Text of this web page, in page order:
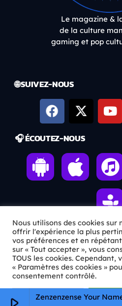
Zenzenzense Your
Le magazine &
de la culture
gaming et pop
🌐 SUIVEZ-NOUS
🎧 ÉCOUTEZ-NOUS
ℹ️ INFOS PRATIQUES
✉️Contact
🦊Qui sommes-nous ?
Nous utilisons des cookies sur
offrir l'expérience la plus
vos préférences et en
sur « Tout accepter », vous
TOUS les cookies. Cependant,
« Paramètres des cookies »
consentement contrôlé.
Paramètres Cookie Tout